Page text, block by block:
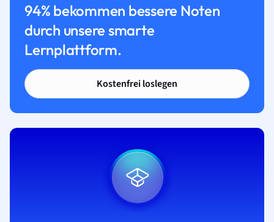
94% bekommen bessere Noten
durch unsere smarte
Lernplattform.
Kostenfrei loslegen